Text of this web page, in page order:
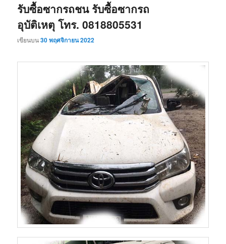
รับซื้อซากรถชน รับซื้อซากรถ
อุบัติเหตุ โทร. 0818805531
เขียนบน30 พฤศจิกายน 2022